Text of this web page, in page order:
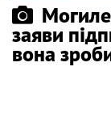
заяви
вона